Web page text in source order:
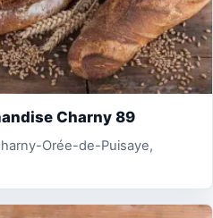
Charny 89
Orée-de-Puisaye,